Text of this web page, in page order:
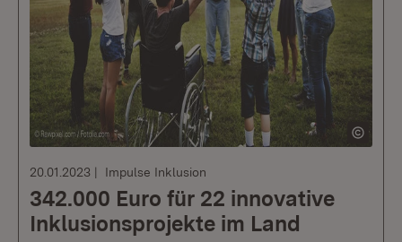
20.01.2023 Impulse Inklusion
342.000 Euro für 22 innovative
Inklusionsprojekte im Land